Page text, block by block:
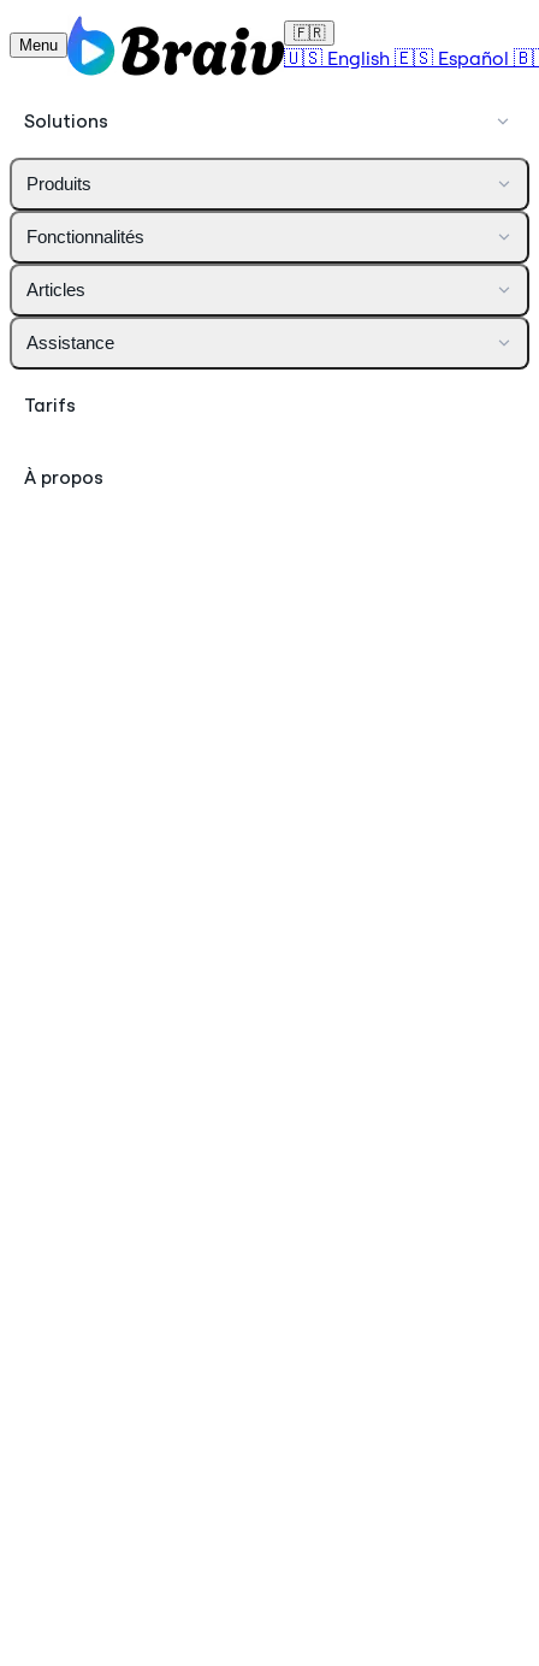
Menu
🇫🇷
🇺🇸 English 🇪🇸 Español
Solutions
Produits
Fonctionnalités
Articles
Assistance
Tarifs
À propos